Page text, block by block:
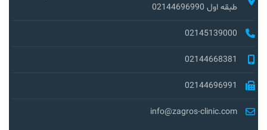
طبقه اول 02144696990
02145139000
02144668381
02144696991
info@zagros-clinic.com